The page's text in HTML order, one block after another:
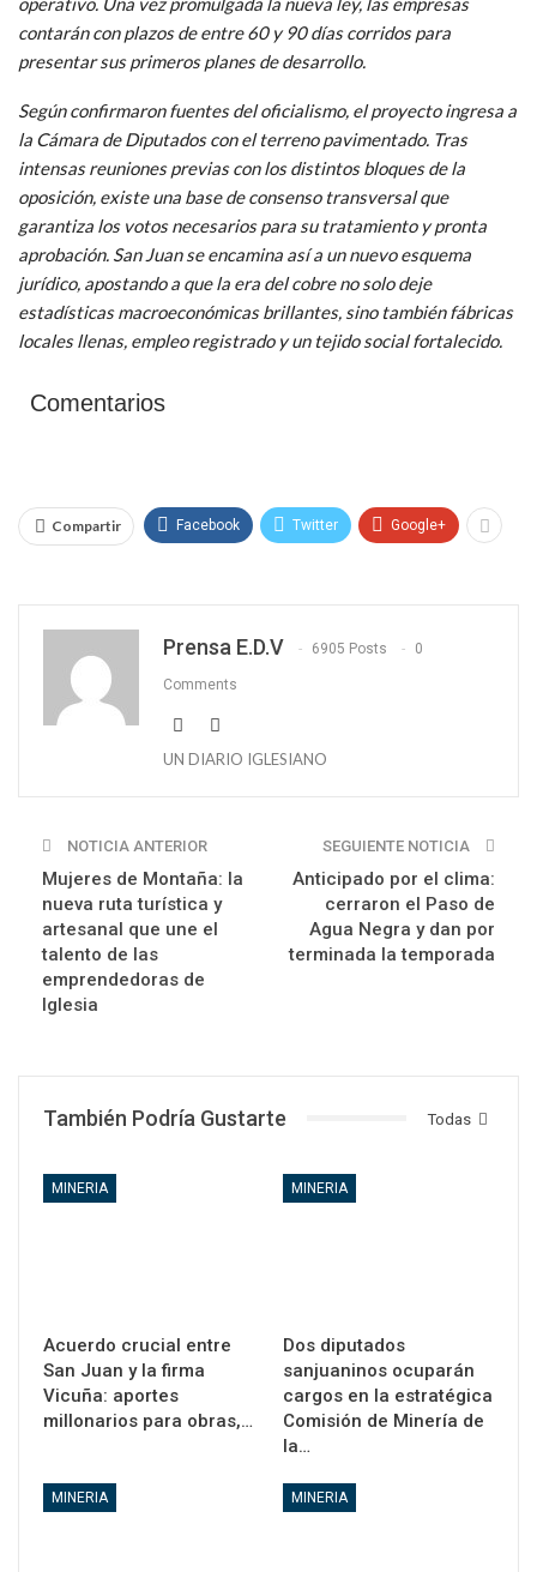
contarán con plazos de entre 60 y 90 días corridos para
presentar sus primeros planes de desarrollo.
Según confirmaron fuentes del oficialismo, el proyecto ingresa a
la Cámara de Diputados con el terreno pavimentado. Tras
intensas reuniones previas con los distintos bloques de la
oposición, existe una base de consenso transversal que
garantiza los votos necesarios para su tratamiento y pronta
aprobación. San Juan se encamina así a un nuevo esquema
jurídico, apostando a que la era del cobre no solo deje
estadísticas macroeconómicas brillantes, sino también fábricas
locales llenas, empleo registrado y un tejido social fortalecido.
Comentarios
Compartir Facebook Twitter Google+
Prensa E.D.V 6905 Posts 0
Comments
UN DIARIO IGLESIANO
NOTICIA ANTERIOR
Mujeres de Montaña: la
nueva ruta turística y
artesanal que une el
talento de las
emprendedoras de
Iglesia
SEGUIENTE NOTICIA
Anticipado por el clima:
cerraron el Paso de
Agua Negra y dan por
terminada la temporada
Todas
También Podría Gustarte
MINERIA
Acuerdo crucial entre
San Juan y la firma
Vicuña: aportes
millonarios para obras,…
MINERIA
Dos diputados
sanjuaninos ocuparán
cargos en la estratégica
Comisión de Minería de
la…
MINERIA MINERIA